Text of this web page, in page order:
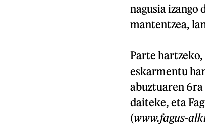
nagusia izango
mantentzea,
Parte hartzeko,
eskarmentu
abuztuaren 6ra
daiteke, eta
(www.fagus-